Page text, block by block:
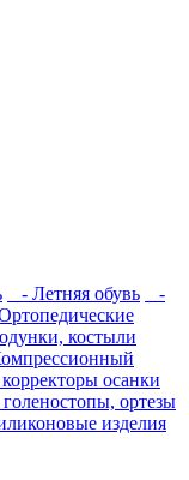
- Летняя обувь
-
костыли
осанки
ортезы
изделия